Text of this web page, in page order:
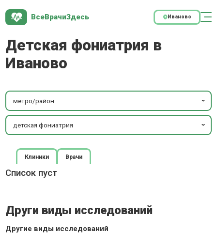
ВсеВрачиЗдесь Иваново
Детская фониатрия в
Иваново
метро/район
детская фониатрия
Клиники Врачи
Список пуст
Други виды исследований
Другие виды исследований